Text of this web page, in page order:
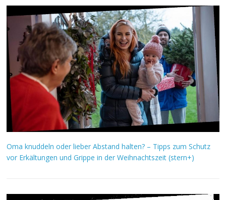
Oma knuddeln oder lieber Abstand halten? – Tipps zum Schutz
vor Erkältungen und Grippe in der Weihnachtszeit (stern+)